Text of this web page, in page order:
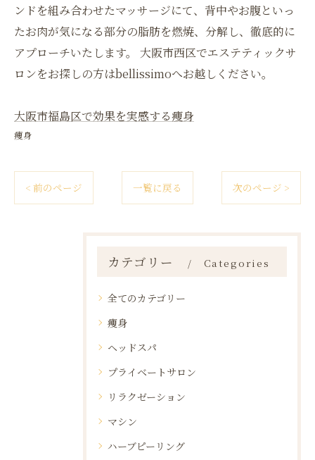
ンドを組み合わせたマッサージにて、背中やお腹といっ
たお肉が気になる部分の脂肪を燃焼、分解し、徹底的に
アプローチいたします。 大阪市西区でエステティックサ
ロンをお探しの方はbellissimoへお越しください。
大阪市福島区で効果を実感する痩身
痩身
< 前のページ 一覧に戻る 次のページ >
カテゴリー Categories
全てのカテゴリー
痩身
ヘッドスパ
プライベートサロン
リラクゼーション
マシン
ハーブピーリング